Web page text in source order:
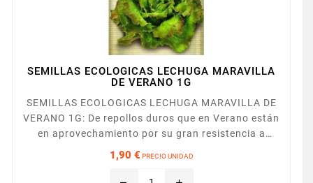
SEMILLAS ECOLOGICAS LECHUGA MARAVILLA
DE VERANO 1G
SEMILLAS ECOLOGICAS LECHUGA MARAVILLA DE
VERANO 1G: De repollos duros que en Verano están
en aprovechamiento por su gran resistencia a
subirse. Mata de color verde de hojas onduladas
con pigmentaciones vinosas.
1,90 € PRECIO UNIDAD